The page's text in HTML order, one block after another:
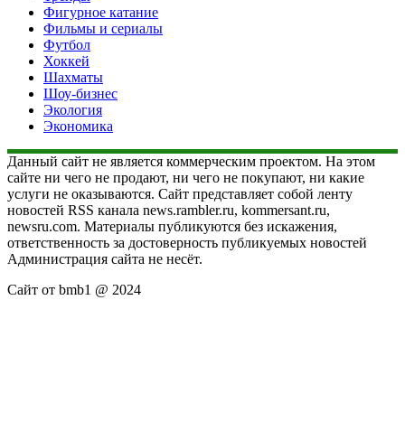
Фигурное катание
Фильмы и сериалы
Футбол
Хоккей
Шахматы
Шоу-бизнес
Экология
Экономика
Данный сайт не является коммерческим проектом. На этом
сайте ни чего не продают, ни чего не покупают, ни какие
услуги не оказываются. Сайт представляет собой ленту
новостей RSS канала news.rambler.ru, kommersant.ru,
newsru.com. Материалы публикуются без искажения,
ответственность за достоверность публикуемых новостей
Администрация сайта не несёт.
Сайт от bmb1 @ 2024